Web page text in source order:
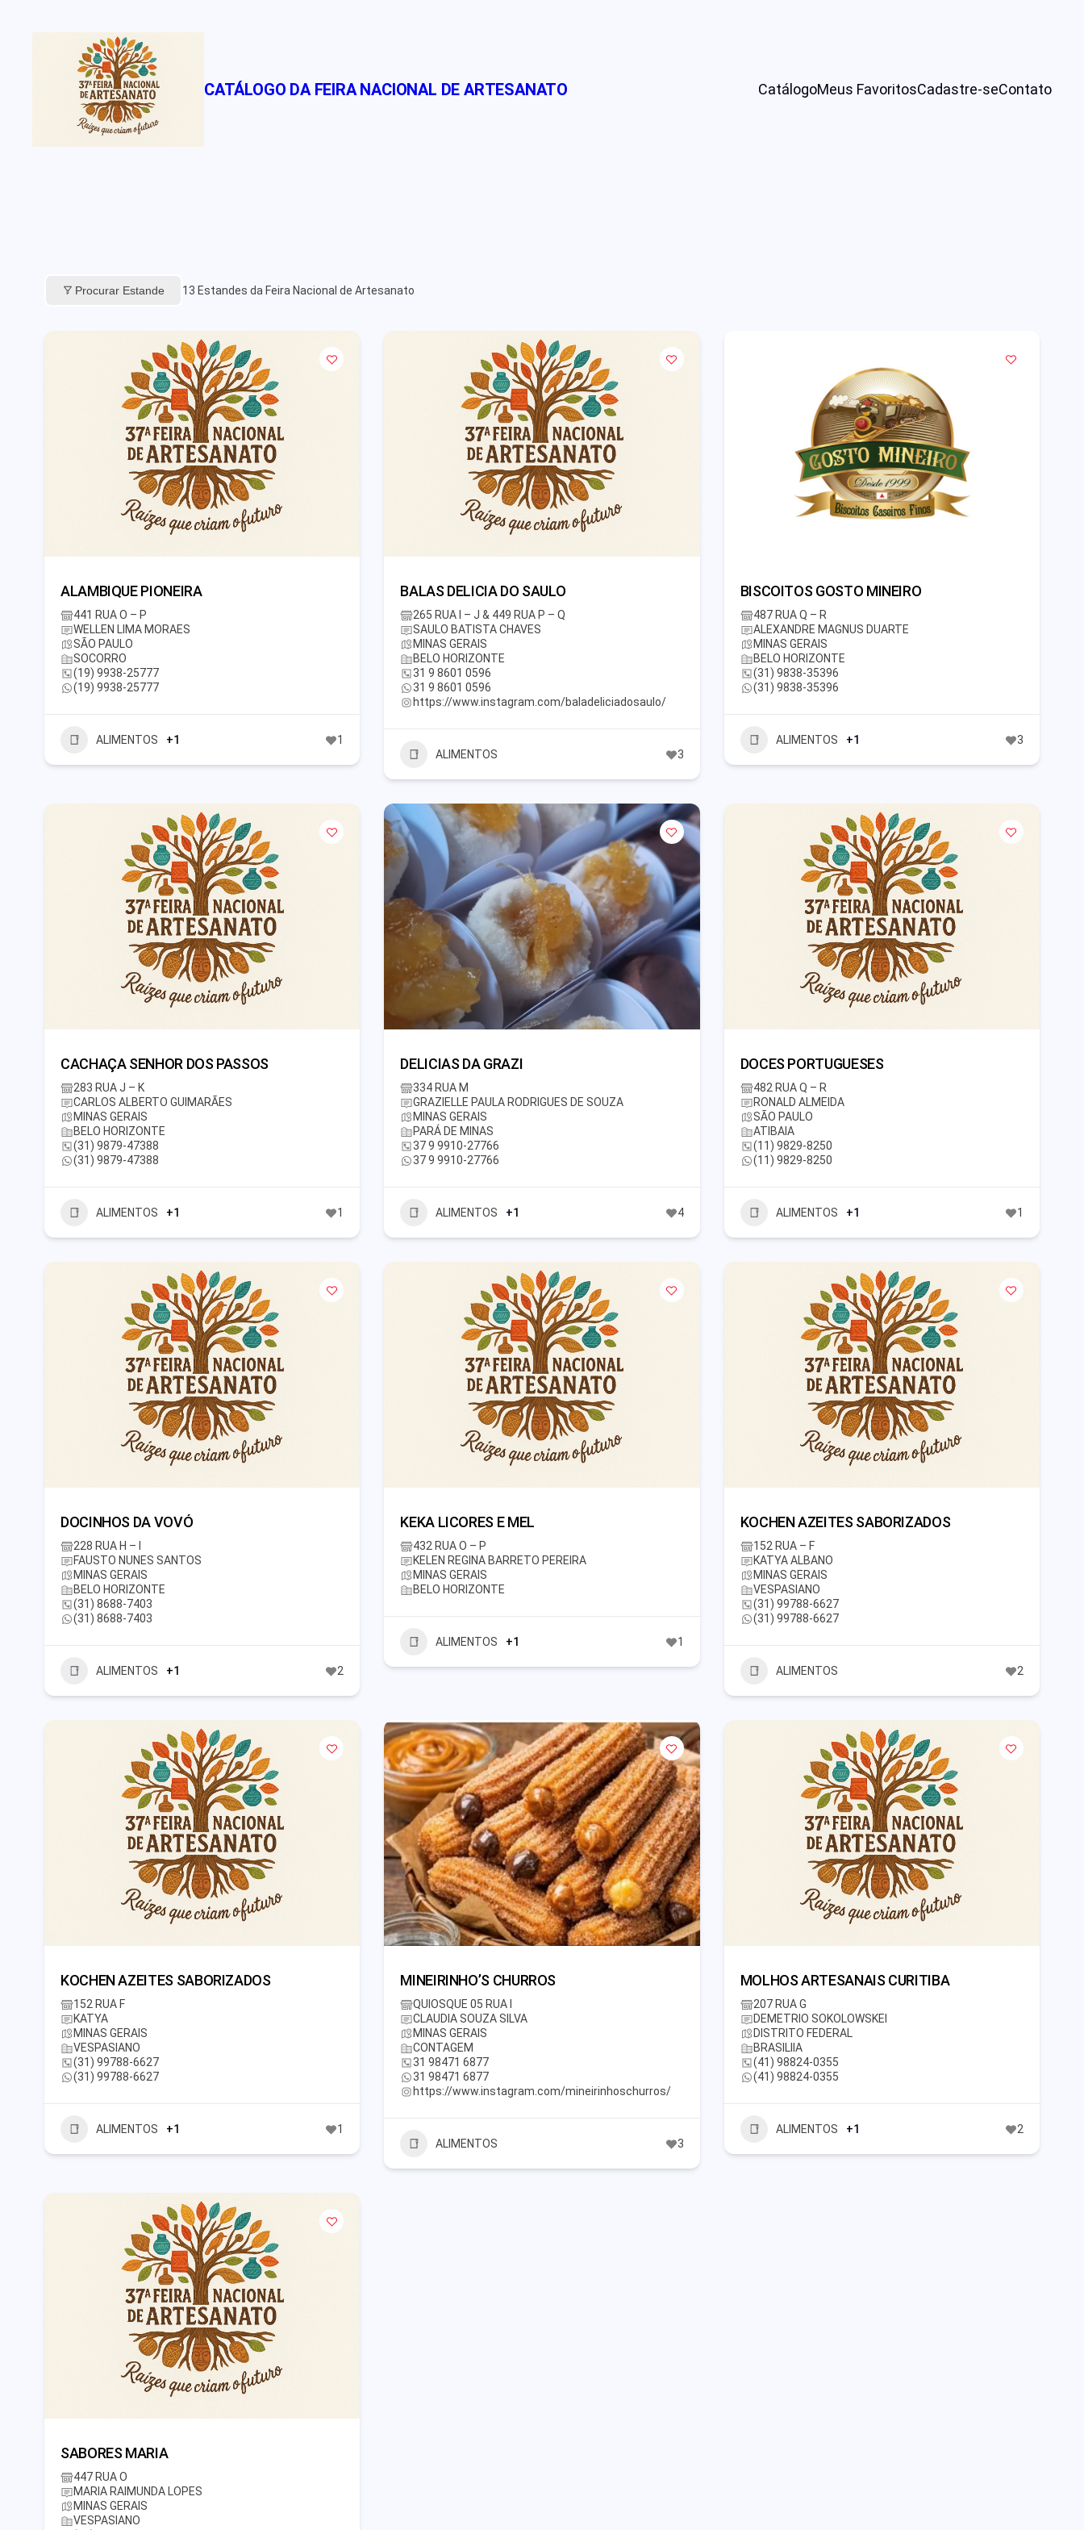
CATÁLOGO DA FEIRA NACIONAL DE ARTESANATO CatálogoMeus FavoritosCadastre-seContato
Procurar Estande 13 Estandes da Feira Nacional de Artesanato
ALAMBIQUE PIONEIRA
441 RUA O – P
WELLEN LIMA MORAES
SÃO PAULO
SOCORRO
(19) 9938-25777
(19) 9938-25777
ALIMENTOS +1 1
BALAS DELICIA DO SAULO
265 RUA I – J & 449 RUA P – Q
SAULO BATISTA CHAVES
MINAS GERAIS
BELO HORIZONTE
31 9 8601 0596
31 9 8601 0596
https://www.instagram.com/baladeliciadosaulo/
ALIMENTOS 3
BISCOITOS GOSTO MINEIRO
487 RUA Q – R
ALEXANDRE MAGNUS DUARTE
MINAS GERAIS
BELO HORIZONTE
(31) 9838-35396
(31) 9838-35396
ALIMENTOS +1 3
CACHAÇA SENHOR DOS PASSOS
283 RUA J – K
CARLOS ALBERTO GUIMARÃES
MINAS GERAIS
BELO HORIZONTE
(31) 9879-47388
(31) 9879-47388
ALIMENTOS +1 1
DELICIAS DA GRAZI
334 RUA M
GRAZIELLE PAULA RODRIGUES DE SOUZA
MINAS GERAIS
PARÁ DE MINAS
37 9 9910-27766
37 9 9910-27766
ALIMENTOS +1 4
DOCES PORTUGUESES
482 RUA Q – R
RONALD ALMEIDA
SÃO PAULO
ATIBAIA
(11) 9829-8250
(11) 9829-8250
ALIMENTOS +1 1
DOCINHOS DA VOVÓ
228 RUA H – I
FAUSTO NUNES SANTOS
MINAS GERAIS
BELO HORIZONTE
(31) 8688-7403
(31) 8688-7403
ALIMENTOS +1 2
KEKA LICORES E MEL
432 RUA O – P
KELEN REGINA BARRETO PEREIRA
MINAS GERAIS
BELO HORIZONTE
ALIMENTOS +1 1
KOCHEN AZEITES SABORIZADOS
152 RUA – F
KATYA ALBANO
MINAS GERAIS
VESPASIANO
(31) 99788-6627
(31) 99788-6627
ALIMENTOS 2
KOCHEN AZEITES SABORIZADOS
152 RUA F
KATYA
MINAS GERAIS
VESPASIANO
(31) 99788-6627
(31) 99788-6627
ALIMENTOS +1 1
MINEIRINHO’S CHURROS
QUIOSQUE 05 RUA I
CLAUDIA SOUZA SILVA
MINAS GERAIS
CONTAGEM
31 98471 6877
31 98471 6877
https://www.instagram.com/mineirinhoschurros/
ALIMENTOS 3
MOLHOS ARTESANAIS CURITIBA
207 RUA G
DEMETRIO SOKOLOWSKEI
DISTRITO FEDERAL
BRASILIIA
(41) 98824-0355
(41) 98824-0355
ALIMENTOS +1 2
SABORES MARIA
447 RUA O
MARIA RAIMUNDA LOPES
MINAS GERAIS
VESPASIANO